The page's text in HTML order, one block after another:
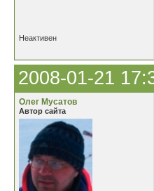
Неактивен
2008-01-21
Олег Мусатов
Автор сайта